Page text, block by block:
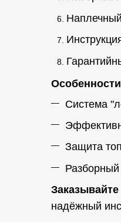
Система
Защита
надёжный